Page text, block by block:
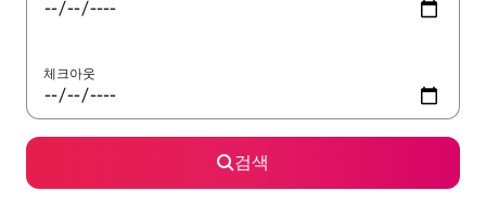
체크아웃
검색